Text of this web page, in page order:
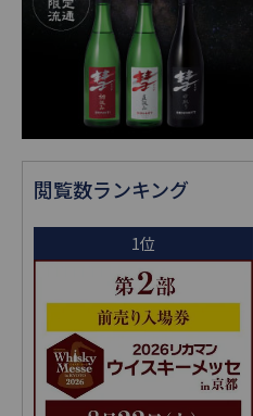
閲覧数ランキング
1位